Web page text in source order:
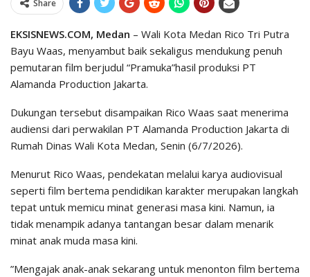
Share
EKSISNEWS.COM, Medan – Wali Kota Medan Rico Tri Putra
Bayu Waas, menyambut baik sekaligus mendukung penuh
pemutaran film berjudul “Pramuka”hasil produksi PT
Alamanda Production Jakarta.
​Dukungan tersebut disampaikan Rico Waas saat menerima
audiensi dari perwakilan PT Alamanda Production Jakarta di
Rumah Dinas Wali Kota Medan, Senin (6/7/2026).
​Menurut Rico Waas, pendekatan melalui karya audiovisual
seperti film bertema pendidikan karakter merupakan langkah
tepat untuk memicu minat generasi masa kini. Namun, ia
tidak menampik adanya tantangan besar dalam menarik
minat anak muda masa kini.
​”Mengajak anak-anak sekarang untuk menonton film bertema